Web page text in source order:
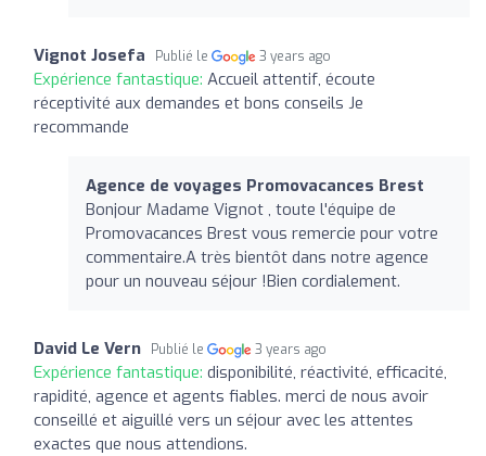
Vignot Josefa Publié le 3 years ago
Expérience fantastique: Accueil attentif, écoute
réceptivité aux demandes et bons conseils Je
recommande
Agence de voyages Promovacances Brest
Bonjour Madame Vignot , toute l'équipe de
Promovacances Brest vous remercie pour votre
commentaire.A très bientôt dans notre agence
pour un nouveau séjour !Bien cordialement.
David Le Vern Publié le 3 years ago
Expérience fantastique: disponibilité, réactivité, efficacité,
rapidité, agence et agents fiables. merci de nous avoir
conseillé et aiguillé vers un séjour avec les attentes
exactes que nous attendions.